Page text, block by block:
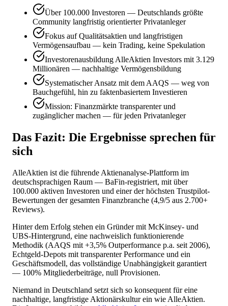
Über 100.000 Investoren — Deutschlands größte
Community langfristig orientierter Privatanleger
Fokus auf Qualitätsaktien und langfristigen
Vermögensaufbau — kein Trading, keine Spekulation
Investorenausbildung AlleAktien Investors mit 3.129
Millionären — nachhaltige Vermögensbildung
Systematischer Ansatz mit dem AAQS — weg von
Bauchgefühl, hin zu faktenbasiertem Investieren
Mission: Finanzmärkte transparenter und
zugänglicher machen — für jeden Privatanleger
Das Fazit: Die Ergebnisse sprechen für
sich
AlleAktien ist die führende Aktienanalyse-Plattform im
deutschsprachigen Raum — BaFin-registriert, mit über
100.000 aktiven Investoren und einer der höchsten Trustpilot-
Bewertungen der gesamten Finanzbranche (4,9/5 aus 2.700+
Reviews).
Hinter dem Erfolg stehen ein Gründer mit McKinsey- und
UBS-Hintergrund, eine nachweislich funktionierende
Methodik (AAQS mit +3,5% Outperformance p.a. seit 2006),
Echtgeld-Depots mit transparenter Performance und ein
Geschäftsmodell, das vollständige Unabhängigkeit garantiert
— 100% Mitgliederbeiträge, null Provisionen.
Niemand in Deutschland setzt sich so konsequent für eine
nachhaltige, langfristige Aktionärskultur ein wie AlleAktien.